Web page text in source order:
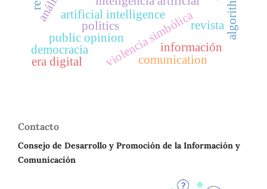
artificial intelligence
public opinionviolencia simbólica
politics
revista
democracia
era digital
información
comunication
Contacto
Consejo de Desarrollo y Promoción de la Información y
Comunicación